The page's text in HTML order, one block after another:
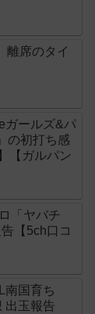
離席のタイ
ガールズ&パ
の初打ち感
【ガルパン
「ヤバチ
【5ch口コ
南国育ち
出玉報告